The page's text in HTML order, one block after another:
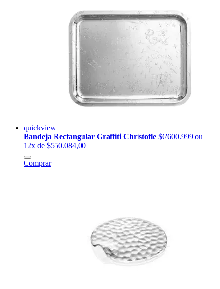
quickview
Bandeja Rectangular Graffiti Christofle $6'600.999 ou
12x de $550.084,00
Comprar